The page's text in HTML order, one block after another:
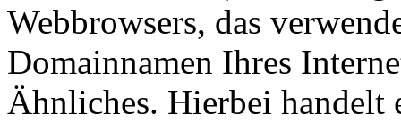
Webbrowsers, das
Domainnamen Ihres
Ähnliches. Hierbei handelt